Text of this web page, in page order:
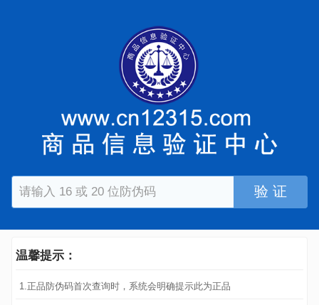
验 证
温馨提示：
1.正品防伪码首次查询时，系统会明确提示此为正品